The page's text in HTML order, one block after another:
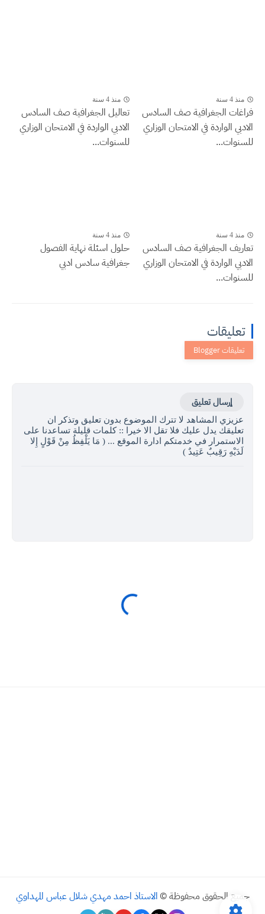
منذ 4 سنة
فراغات الجغرافية صف السادس
الادبي الواردة في الامتحان الوزاري
للسنوات...
منذ 4 سنة
تعاليل الجغرافية صف السادس
الادبي الواردة في الامتحان الوزاري
للسنوات...
منذ 4 سنة
تعاريف الجغرافية صف السادس
الادبي الواردة في الامتحان الوزاري
للسنوات...
منذ 4 سنة
حلول اسئلة نهاية الفصول
جغرافية سادس ادبي
تعليقات
إرسال تعليق
عزيزي المشاهد لا تترك الموضوع بدون تعليق وتذكر ان
تعليقك يدل عليك فلا تقل الا خيرا :: كلمات قليلة تساعدنا على
الاستمرار في خدمتكم ادارة الموقع ... ( مَا يَلْفِظُ مِنْ قَوْلٍ إِلا
لَدَيْهِ رَقِيبٌ عَتِيدٌ )
جميع الحقوق محفوظة © الاستاذ احمد مهدي شلال عباس المهداوي